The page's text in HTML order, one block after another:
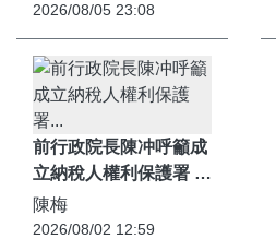
2026/08/05 23:08
前行政院長陳冲呼籲成
立納稅人權利保護署 重
修納保法第11條
陳梅
2026/08/02 12:59